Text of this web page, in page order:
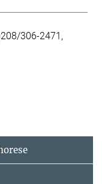
306-2471